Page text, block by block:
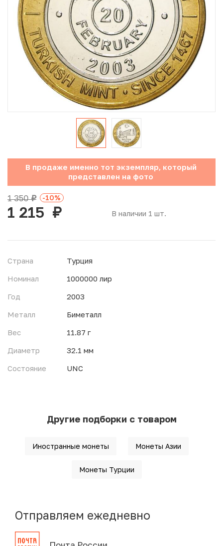
Юбилейные монеты Банка России (с 1999 года)
Памятные и инвестиционные монеты СССР и России
Иностранные монеты
Неофициальные выпуски монет (Unusual)
Античные и средневековые монеты
В продаже именно тот экземпляр, который
представлен на фото
В наличии 1 шт.
1 350руб. -10%
1 215 руб.
Страна
Турция
Номинал
1000000 лир
Год
2003
Металл
Биметалл
Вес
11.87 г
Диаметр
32.1 мм
Состояние
UNC
Другие подборки с товаром
Иностранные монеты Монеты Азии
Монеты Турции
Отправляем ежедневно